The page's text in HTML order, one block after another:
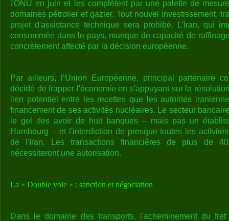
l'ONU en juin et les complètent par une palette de
domaines pétrolier et gazier. Tout nouvel investissement,
projet d'assistance technique sera prohibé. L'Iran, qui
consommée dans le pays, manque de capacité de
concrètement affecté par la décision européenne.
Par ailleurs, l’Union Européenne, principal partenaire
décidé de frapper l'économie en s'appuyant sur la
lien potentiel entre les recettes que les autorités
financement de ses activités nucléaires. Le secteur
le gel des avoir de huit banques – mais pas un
Hambourg – et l'interdiction de presque toutes les
de l'Iran. Les transactions financières de plus de
nécessiteront une autorisation.
La « Double voie » : sanction et négociation
Dans le domaine des transports, l'acheminement du